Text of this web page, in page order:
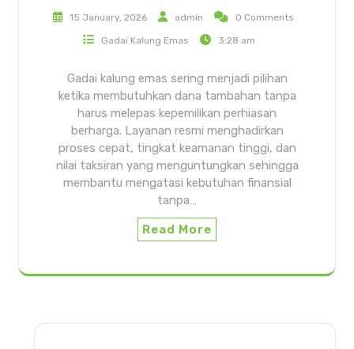
15 January, 2026 admin 0 Comments
Gadai Kalung Emas 3:28 am
Gadai kalung emas sering menjadi pilihan
ketika membutuhkan dana tambahan tanpa
harus melepas kepemilikan perhiasan
berharga. Layanan resmi menghadirkan
proses cepat, tingkat keamanan tinggi, dan
nilai taksiran yang menguntungkan sehingga
membantu mengatasi kebutuhan finansial
tanpa…
Read More